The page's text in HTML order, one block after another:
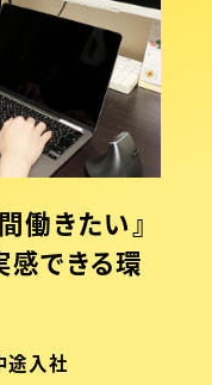
働きたい』
感できる環
途入社